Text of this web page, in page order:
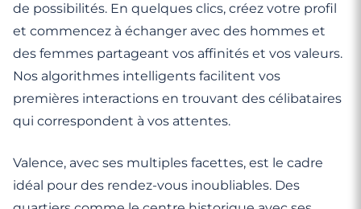
de possibilités. En quelques clics, créez votre profil
et commencez à échanger avec des hommes et
des femmes partageant vos affinités et vos valeurs.
Nos algorithmes intelligents facilitent vos
premières interactions en trouvant des célibataires
qui correspondent à vos attentes.
Valence, avec ses multiples facettes, est le cadre
idéal pour des rendez-vous inoubliables. Des